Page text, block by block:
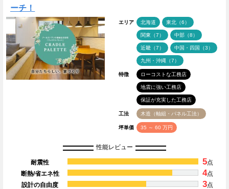
ーチ！
エリア 北海道 東北（6）
関東（7） 中部（8）
近畿（7） 中国・四国（3）
九州・沖縄（7）
特徴 ローコストな工務店
地震に強い工務店
保証が充実した工務店
工法 木造（軸組・パネル工法）
坪単価 35 ～ 60 万円
性能レビュー
耐震性 5点
断熱/省エネ性
4点
設計の自由度
3点